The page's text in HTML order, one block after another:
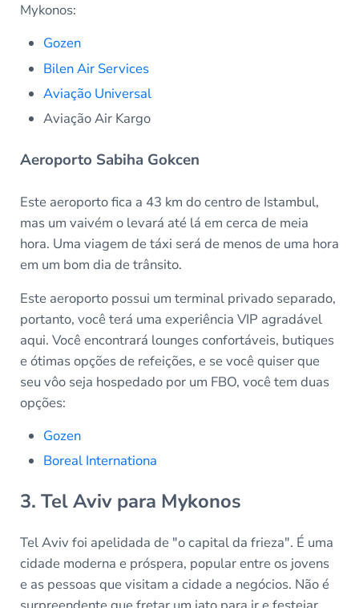
Mykonos:
Gozen
Bilen Air Services
Aviação Universal
Aviação Air Kargo
Aeroporto Sabiha Gokcen
Este aeroporto fica a 43 km do centro de Istambul,
mas um vaivém o levará até lá em cerca de meia
hora. Uma viagem de táxi será de menos de uma hora
em um bom dia de trânsito.
Este aeroporto possui um terminal privado separado,
portanto, você terá uma experiência VIP agradável
aqui. Você encontrará lounges confortáveis, butiques
e ótimas opções de refeições, e se você quiser que
seu vôo seja hospedado por um FBO, você tem duas
opções:
Gozen
Boreal Internationa
3. Tel Aviv para Mykonos
Tel Aviv foi apelidada de "o capital da frieza". É uma
cidade moderna e próspera, popular entre os jovens
e as pessoas que visitam a cidade a negócios. Não é